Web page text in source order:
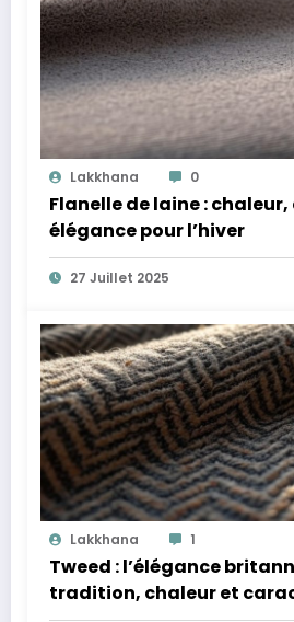
Lakkhana 0
Flanelle de laine :
élégance pour l’hiver
27 Juillet 2025
Lakkhana 1
Tweed : l’élégance
tradition, chaleur et